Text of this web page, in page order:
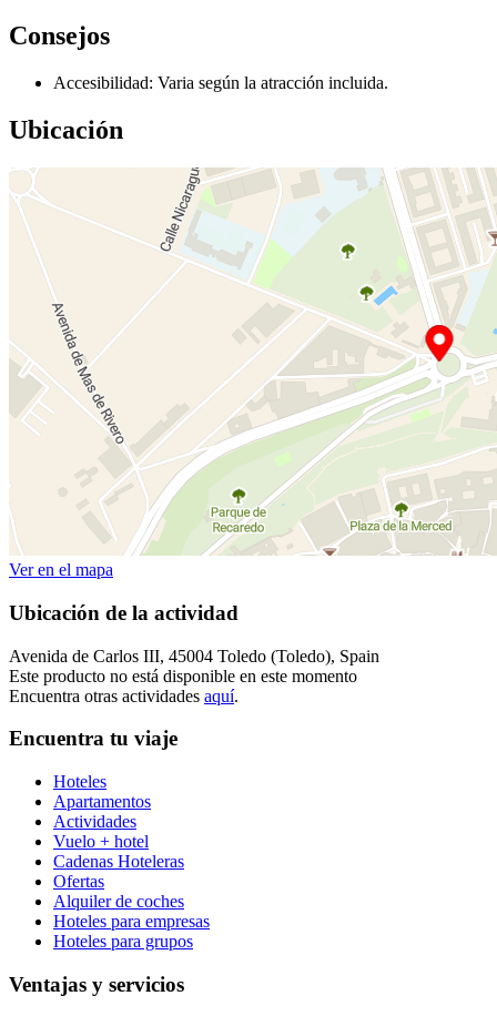
Consejos
Accesibilidad: Varia según la atracción incluida.
Ubicación
Ver en el mapa
Ubicación de la actividad
Avenida de Carlos III, 45004 Toledo (Toledo), Spain
Este producto no está disponible en este momento
Encuentra otras actividades aquí.
Encuentra tu viaje
Hoteles
Apartamentos
Actividades
Vuelo + hotel
Cadenas Hoteleras
Ofertas
Alquiler de coches
Hoteles para empresas
Hoteles para grupos
Ventajas y servicios